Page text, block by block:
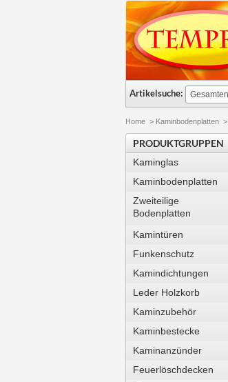
Artikelsuche:
Home > Kaminbodenplatten >
PRODUKTGRUPPEN
Kaminglas
Kaminbodenplatten
Zweiteilige
Bodenplatten
Kamintüren
Funkenschutz
Kamindichtungen
Leder Holzkorb
Kaminzubehör
Kaminbestecke
Kaminanzünder
Feuerlöschdecken